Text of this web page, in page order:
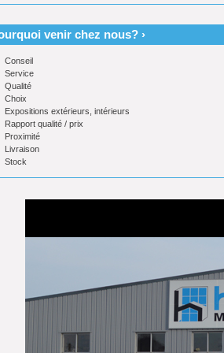
venir chez nous? ›
Conseil
Service
Qualité
Choix
Expositions extérieurs, intérieurs
Rapport qualité / prix
Proximité
Livraison
Stock